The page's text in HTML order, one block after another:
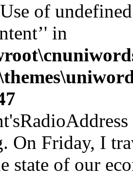
of
in
On Friday, I
state of our